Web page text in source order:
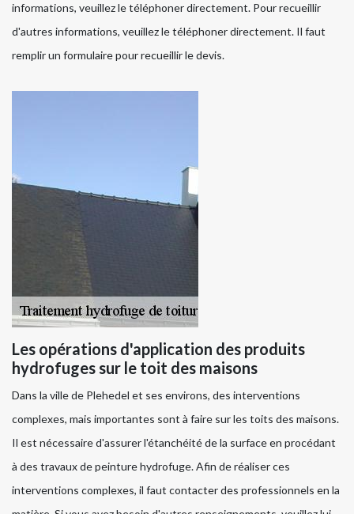
informations, veuillez le téléphoner directement. Pour recueillir
d'autres informations, veuillez le téléphoner directement. Il faut
remplir un formulaire pour recueillir le devis.
Les opérations d'application des produits
hydrofuges sur le toit des maisons
Dans la ville de Plehedel et ses environs, des interventions
complexes, mais importantes sont à faire sur les toits des maisons.
Il est nécessaire d'assurer l'étanchéité de la surface en procédant
à des travaux de peinture hydrofuge. Afin de réaliser ces
interventions complexes, il faut contacter des professionnels en la